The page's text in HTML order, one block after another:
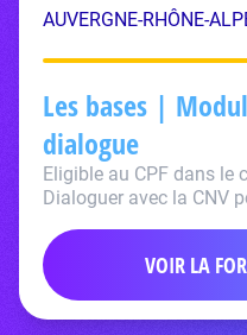
AUVERGNE-RHÔNE-
Les bases |
dialogue
Eligible au CPF dans le
Dialoguer avec la CNV
VOIR LA